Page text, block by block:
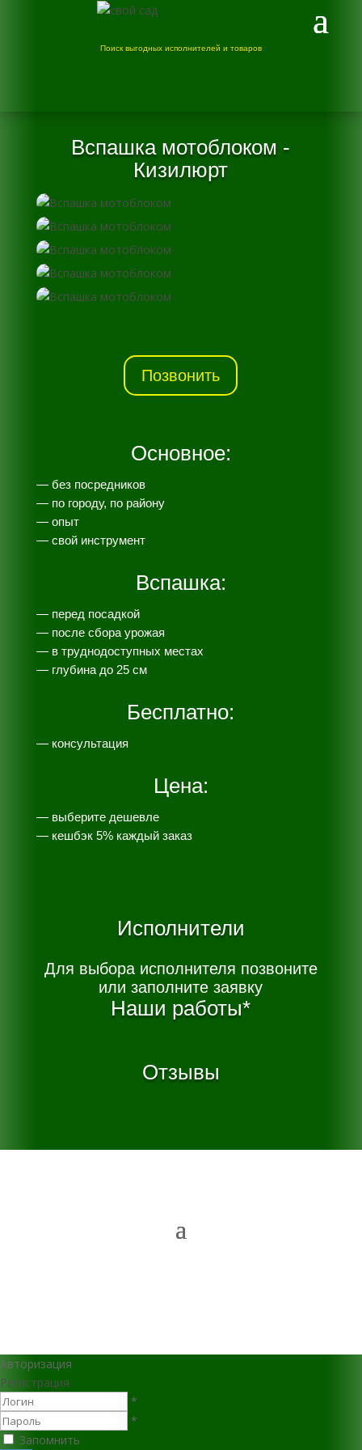
Поиск выгодных исполнителей и товаров
Вспашка мотоблоком -
Кизилюрт
Позвонить
Основное:
— без посредников
— по городу, по району
— опыт
— свой инструмент
Вспашка:
— перед посадкой
— после сбора урожая
— в труднодоступных местах
— глубина до 25 см
Бесплатно:
— консультация
Цена:
— выберите дешевле
— кешбэк 5% каждый заказ
Исполнители
Для выбора исполнителя позвоните
или заполните заявку
Наши работы*
Отзывы
Авторизация
Регистрация
*
*
Запомнить